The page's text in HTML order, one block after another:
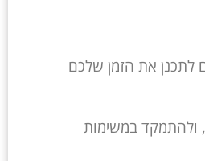
לתכנן את הזמן שלכם
ולהתמקד במשימות